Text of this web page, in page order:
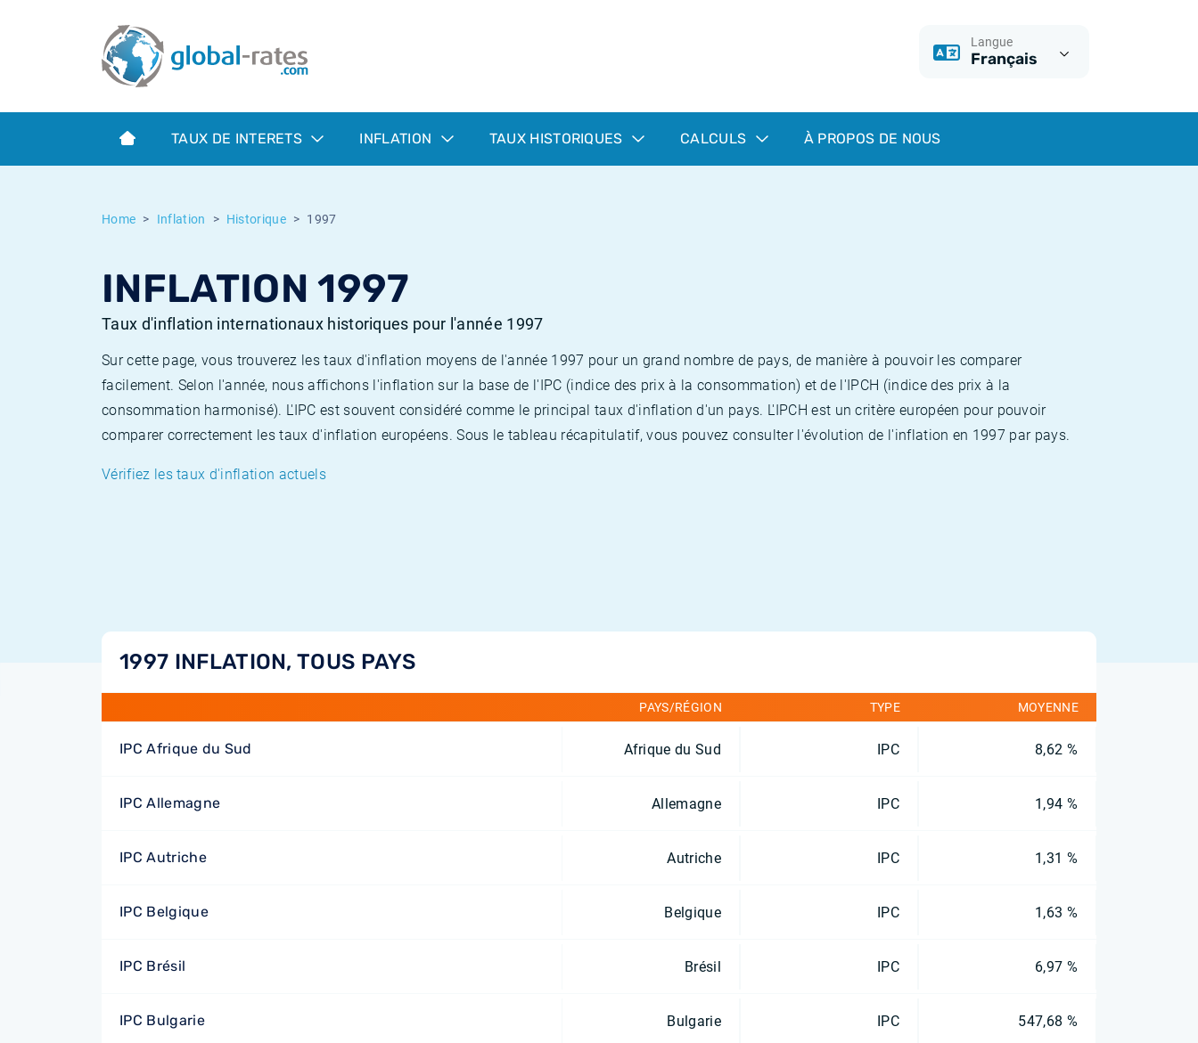
Langue
Français
TAUX DE INTERETS INFLATION TAUX HISTORIQUES CALCULS À PROPOS DE NOUS
Home Inflation Historique 1997
INFLATION 1997
Taux d'inflation internationaux historiques pour l'année 1997
Sur cette page, vous trouverez les taux d'inflation moyens de l'année 1997 pour un grand nombre de pays, de manière à pouvoir les comparer
facilement. Selon l'année, nous affichons l'inflation sur la base de l'IPC (indice des prix à la consommation) et de l'IPCH (indice des prix à la
consommation harmonisé). L'IPC est souvent considéré comme le principal taux d'inflation d'un pays. L'IPCH est un critère européen pour pouvoir
comparer correctement les taux d'inflation européens. Sous le tableau récapitulatif, vous pouvez consulter l'évolution de l'inflation en 1997 par pays.
Vérifiez les taux d'inflation actuels
1997 INFLATION, TOUS PAYS
PAYS/RÉGION TYPE MOYENNE
IPC Afrique du Sud Afrique du Sud IPC 8,62 %
IPC Allemagne Allemagne IPC 1,94 %
IPC Autriche Autriche IPC 1,31 %
IPC Belgique Belgique IPC 1,63 %
IPC Brésil Brésil IPC 6,97 %
IPC Bulgarie Bulgarie IPC 547,68 %
Term SOFR
Qu'est-ce que l'inflation IPC?
Qu'est-ce que l'inflation IPCH?
Taux Euribor historiques
Taux ESTER historiques
Taux d'inflation historiques
Calculateur d’inflation